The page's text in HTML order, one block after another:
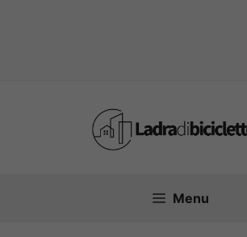
Menu